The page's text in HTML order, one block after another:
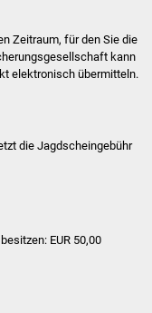
und Notfall
Zeitraum, für den Sie die
kann
elektronisch übermitteln.
die Jagdscheingebühr
EUR 50,00